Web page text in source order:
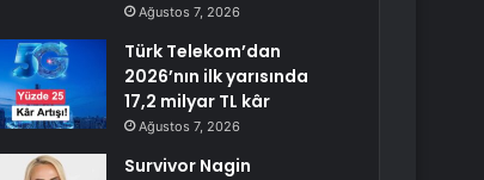
Ağustos 7, 2026
Türk Telekom’dan
2026’nın ilk yarısında
17,2 milyar TL kâr
Ağustos 7, 2026
Survivor Nagin